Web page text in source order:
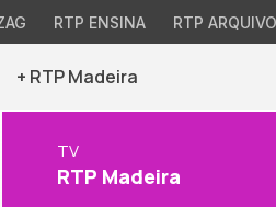
RTP ENSINA RTP
+ RTP Madeira
TV
RTP Madeira